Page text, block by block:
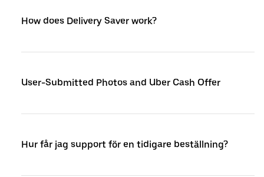
How does Delivery Saver work?
User-Submitted Photos and Uber Cash Offer
Hur får jag support för en tidigare beställning?